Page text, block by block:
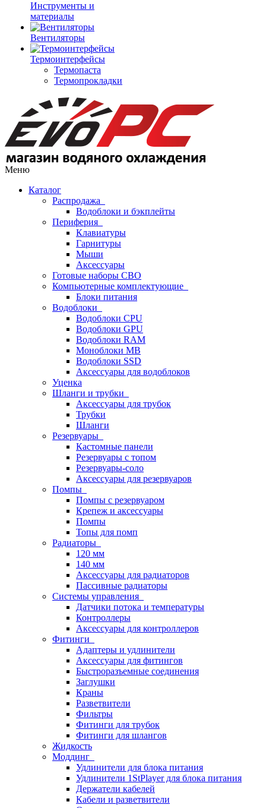
Инструменты и
материалы
Вентиляторы
Термоинтерфейсы
Термопаста
Термопрокладки
Меню
Каталог
Распродажа
Водоблоки и бэкплейты
Периферия
Клавиатуры
Гарнитуры
Мыши
Аксессуары
Готовые наборы СВО
Компьютерные комплектующие
Блоки питания
Водоблоки
Водоблоки CPU
Водоблоки GPU
Водоблоки RAM
Моноблоки MB
Водоблоки SSD
Аксессуары для водоблоков
Уценка
Шланги и трубки
Аксессуары для трубок
Трубки
Шланги
Резервуары
Кастомные панели
Резервуары с топом
Резервуары-соло
Аксессуары для резервуаров
Помпы
Помпы с резервуаром
Крепеж и аксессуары
Помпы
Топы для помп
Радиаторы
120 мм
140 мм
Аксессуары для радиаторов
Пассивные радиаторы
Системы управления
Датчики потока и температуры
Контроллеры
Аксессуары для контроллеров
Фитинги
Адаптеры и удлинители
Аксессуары для фитингов
Быстроразъемные соединения
Заглушки
Краны
Разветвители
Фильтры
Фитинги для трубок
Фитинги для шлангов
Жидкость
Моддинг
Удлинители для блока питания
Удлинители 1StPlayer для блока питания
Держатели кабелей
Кабели и разветвители